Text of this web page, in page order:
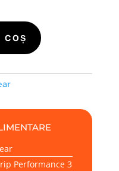
COȘ
Performance 3